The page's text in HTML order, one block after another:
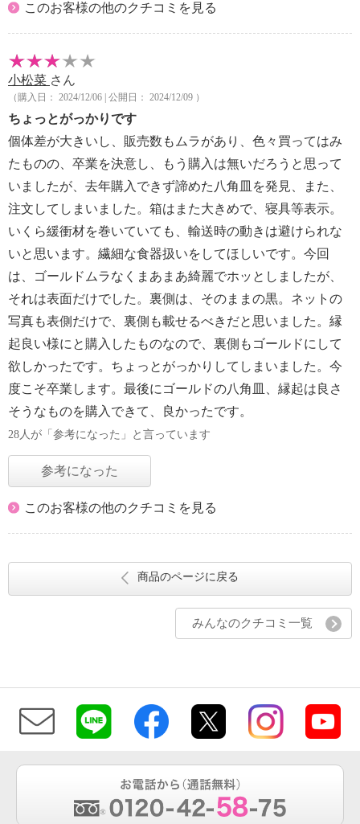
このお客様の他のクチコミを見る
小松菜 さん
（購入日： 2024/12/06 | 公開日： 2024/12/09 ）
ちょっとがっかりです
個体差が大きいし、販売数もムラがあり、色々買ってはみ
たものの、卒業を決意し、もう購入は無いだろうと思って
いましたが、去年購入できず諦めた八角皿を発見、また、
注文してしまいました。箱はまた大きめで、寝具等表示。
いくら緩衝材を巻いていても、輸送時の動きは避けられな
いと思います。繊細な食器扱いをしてほしいです。今回
は、ゴールドムラなくまあまあ綺麗でホッとしましたが、
それは表面だけでした。裏側は、そのままの黒。ネットの
写真も表側だけで、裏側も載せるべきだと思いました。縁
起良い様にと購入したものなので、裏側もゴールドにして
欲しかったです。ちょっとがっかりしてしまいました。今
度こそ卒業します。最後にゴールドの八角皿、縁起は良さ
そうなものを購入できて、良かったです。
28人が「参考になった」と言っています
参考になった
このお客様の他のクチコミを見る
商品のページに戻る
みんなのクチコミ一覧